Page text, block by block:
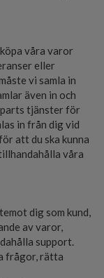
våra varor
eller
vi samla in
även in och
tjänster för
in från dig vid
att du ska kunna
våra
dig som kund,
av varor,
support.
frågor, rätta